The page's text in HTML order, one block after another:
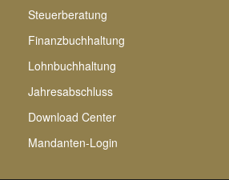
Steuerberatung
Finanzbuchhaltung
Lohnbuchhaltung
Jahresabschluss
Download Center
Mandanten-Login